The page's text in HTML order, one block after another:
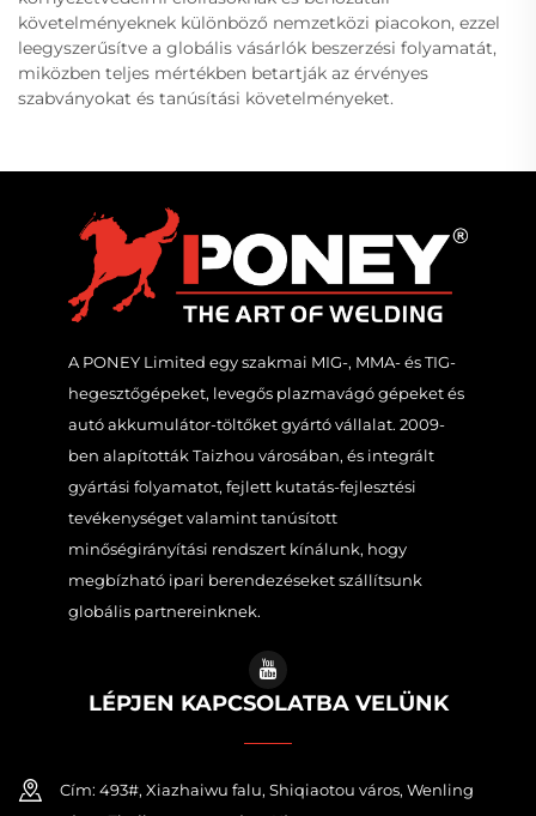
követelményeknek különböző nemzetközi piacokon, ezzel
leegyszerűsítve a globális vásárlók beszerzési folyamatát,
miközben teljes mértékben betartják az érvényes
szabványokat és tanúsítási követelményeket.
A PONEY Limited egy szakmai MIG-, MMA- és TIG-
hegesztőgépeket, levegős plazmavágó gépeket és
autó akkumulátor-töltőket gyártó vállalat. 2009-
ben alapították Taizhou városában, és integrált
gyártási folyamatot, fejlett kutatás-fejlesztési
tevékenységet valamint tanúsított
minőségirányítási rendszert kínálunk, hogy
megbízható ipari berendezéseket szállítsunk
globális partnereinknek.
LÉPJEN KAPCSOLATBA VELÜNK
Cím: 493#, Xiazhaiwu falu, Shiqiaotou város, Wenling